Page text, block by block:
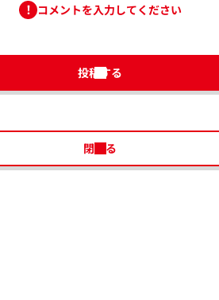
コメントを入力してください
投稿する
閉じる